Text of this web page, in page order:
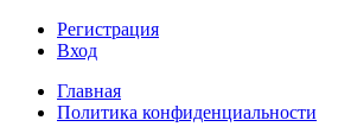
Регистрация
Вход
Главная
Политика конфиденциальности